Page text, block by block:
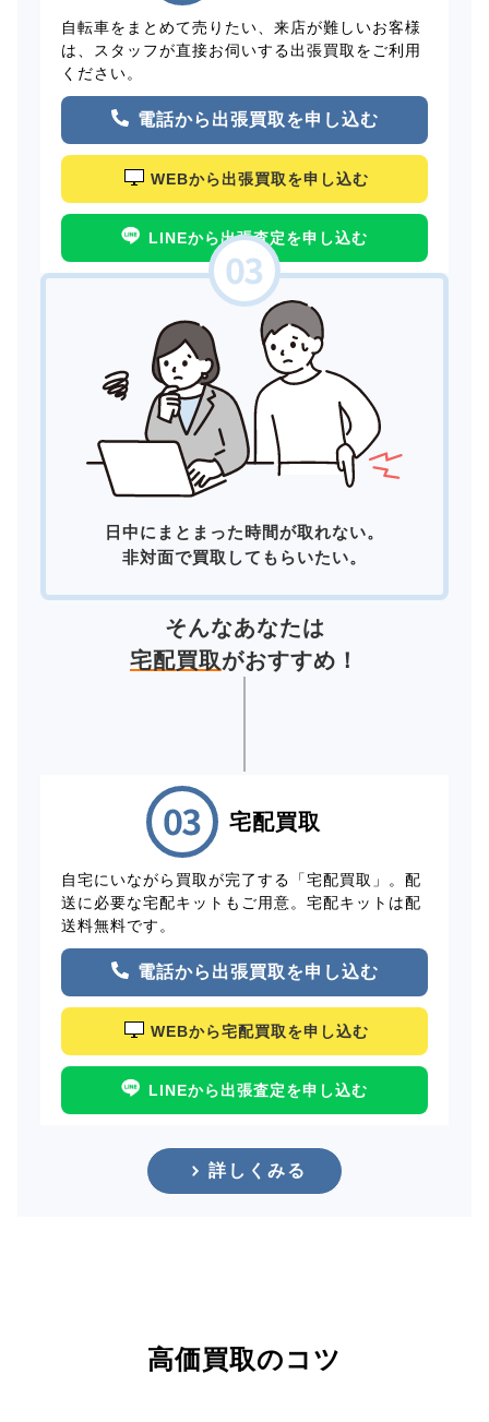
自転車をまとめて売りたい、来店が難しいお客様
は、スタッフが直接お伺いする出張買取をご利用
ください。
電話から出張買取を申し込む
WEBから出張買取を申し込む
LINEから出張査定を申し込む
日中にまとまった時間が取れない。
非対面で買取してもらいたい。
そんなあなたは
宅配買取がおすすめ！
宅配買取
自宅にいながら買取が完了する「宅配買取」。配
送に必要な宅配キットもご用意。宅配キットは配
送料無料です。
電話から出張買取を申し込む
WEBから宅配買取を申し込む
LINEから出張査定を申し込む
詳しくみる
高価買取のコツ